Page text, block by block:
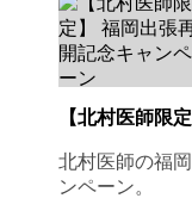
【北村医師限
北村医師の福
ンペーン。